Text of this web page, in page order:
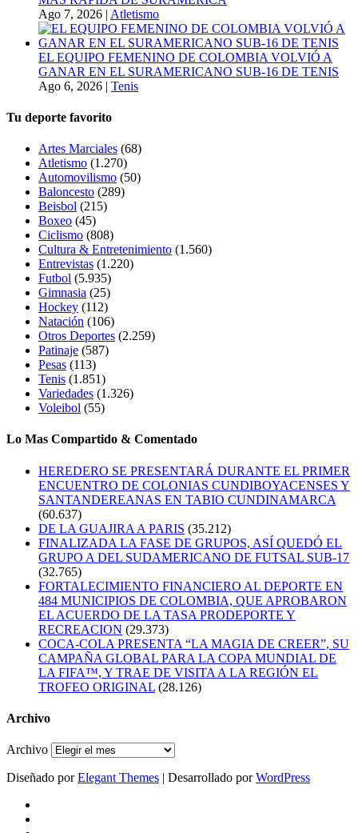
Ago 7, 2026 | Atletismo
EL EQUIPO FEMENINO DE COLOMBIA VOLVIÓ A
GANAR EN EL SURAMERICANO SUB-16 DE TENIS
Ago 6, 2026 | Tenis
Tu deporte favorito
Artes Marciales (68)
Atletismo (1.270)
Automovilismo (50)
Baloncesto (289)
Beisbol (215)
Boxeo (45)
Ciclismo (808)
Cultura & Entretenimiento (1.560)
Entrevistas (1.220)
Futbol (5.935)
Gimnasia (25)
Hockey (112)
Natación (106)
Otros Deportes (2.259)
Patinaje (587)
Pesas (113)
Tenis (1.851)
Variedades (1.326)
Voleibol (55)
Lo Mas Compartido & Comentado
HEREDERO SE PRESENTARÁ DURANTE EL PRIMER
ENCUENTRO DE COLONIAS CUNDIBOYACENSES Y
SANTANDEREANAS EN TABIO CUNDINAMARCA
(60.637)
DE LA GUAJIRA A PARIS (35.212)
FINALIZADA LA FASE DE GRUPOS, ASÍ QUEDÓ EL
GRUPO A DEL SUDAMERICANO DE FUTSAL SUB-17
(32.765)
FORTALECIMIENTO FINANCIERO AL DEPORTE EN
484 MUNICIPIOS DE COLOMBIA, QUE APROBARON
EL ACUERDO DE LA TASA PRODEPORTE Y
RECREACION (29.373)
COCA-COLA PRESENTA “LA MAGIA DE CREER”, SU
CAMPAÑA GLOBAL PARA LA COPA MUNDIAL DE
LA FIFA™, Y TRAE DE VISITA A LA REGIÓN EL
TROFEO ORIGINAL (28.126)
Archivo
Archivo
Diseñado porElegant Themes | Desarrollado porWordPress